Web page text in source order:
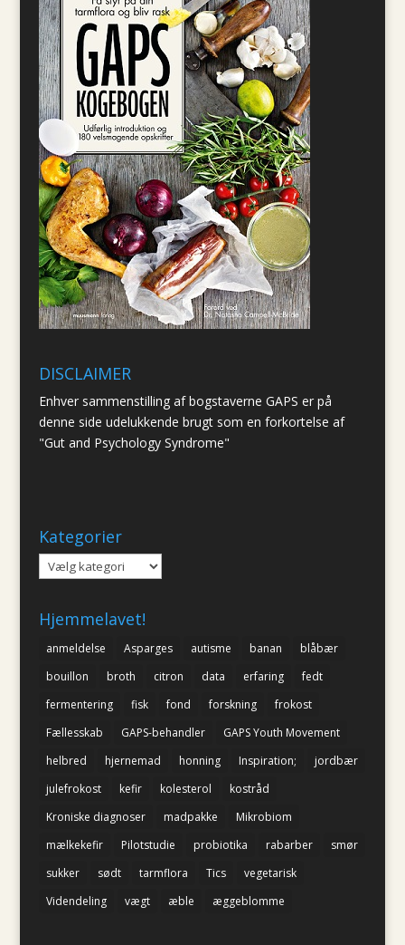
DISCLAIMER
Enhver sammenstilling af bogstaverne GAPS er på
denne side udelukkende brugt som en forkortelse af
"Gut and Psychology Syndrome"
Kategorier
Kategorier
Hjemmelavet!
anmeldelse Asparges autisme banan
blåbær
bouillon
broth citron data erfaring
fedt
fermentering
fisk fond forskning
frokost
Fællesskab
GAPS-behandler
GAPS Youth Movement
helbred
hjernemad honning Inspiration;
jordbær
julefrokost
kefir kolesterol
kostråd
Kroniske diagnoser
madpakke
Mikrobiom
mælkekefir
Pilotstudie probiotika rabarber
smør
sukker
sødt tarmflora Tics
vegetarisk
Videndeling
vægt æble æggeblomme